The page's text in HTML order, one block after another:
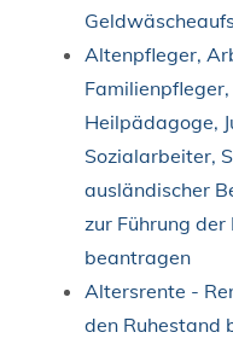
Altenpfleger,
Heilpädagoge,
Sozialarbeiter,
ausländischer
zur Führung
beantragen
Altersrente -
den Ruhestand